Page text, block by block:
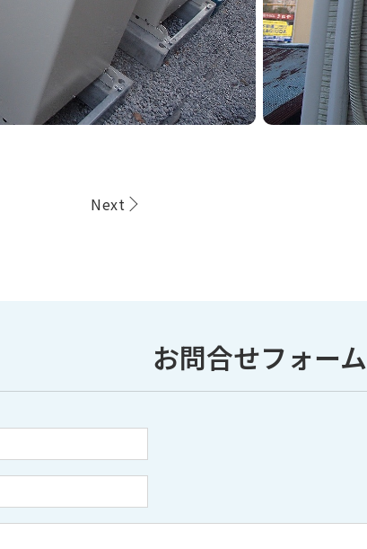
Next
お問合せフォーム